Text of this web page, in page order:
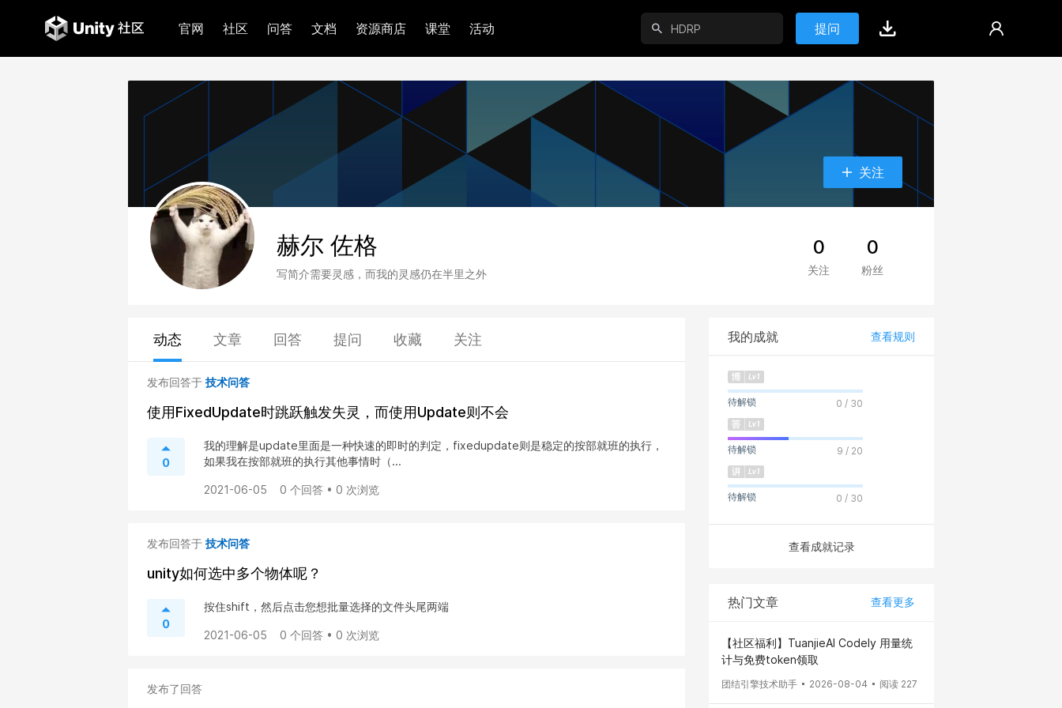
官网 社区 问答 文档 资源商店 课堂 活动 提问
关注
赫尔 佐格
写简介需要灵感，而我的灵感仍在半里之外
0
关注
0
粉丝
动态 文章 回答 提问 收藏 关注
发布回答于 技术问答
使用FixedUpdate时跳跃触发失灵，而使用Update则不会
0
我的理解是update里面是一种快速的即时的判定，fixedupdate则是稳定的按部就班的执行，
如果我在按部就班的执行其他事情时（...
2021-06-05 0 个回答 • 0 次浏览
发布回答于 技术问答
unity如何选中多个物体呢？
0
按住shift，然后点击您想批量选择的文件头尾两端
2021-06-05 0 个回答 • 0 次浏览
发布了回答
我的成就 查看规则
待解锁 0 / 30
待解锁 9 / 20
待解锁 0 / 30
查看成就记录
热门文章 查看更多
【社区福利】TuanjieAI Codely 用量统
计与免费token领取
团结引擎技术助手 2026-08-04 阅读 227